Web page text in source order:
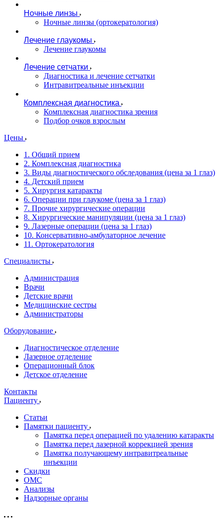
Ночные линзы
Ночные линзы (ортокератология)
Лечение глаукомы
Лечение глаукомы
Лечение сетчатки
Диагностика и лечение сетчатки
Интравитреальные инъекции
Комплексная диагностика
Комплексная диагностика зрения
Подбор очков взрослым
Цены
1. Общий прием
2. Комплексная диагностика
3. Виды диагностического обследования (цена за 1 глаз)
4. Детский прием
5. Хирургия катаракты
6. Операции при глаукоме (цена за 1 глаз)
7. Прочие хирургические операции
8. Хирургические манипуляции (цена за 1 глаз)
9. Лазерные операции (цена за 1 глаз)
10. Консервативно-амбулаторное лечение
11. Ортокератология
Специалисты
Администрация
Врачи
Детские врачи
Медицинские сестры
Администраторы
Оборудование
Диагностическое отделение
Лазерное отделение
Операционный блок
Детское отделение
Контакты
Пациенту
Статьи
Памятки пациенту
Памятка перед операцией по удалению катаракты
Памятка перед лазерной коррекцией зрения
Памятка получающему интравитреальные
инъекции
Скидки
ОМС
Анализы
Надзорные органы